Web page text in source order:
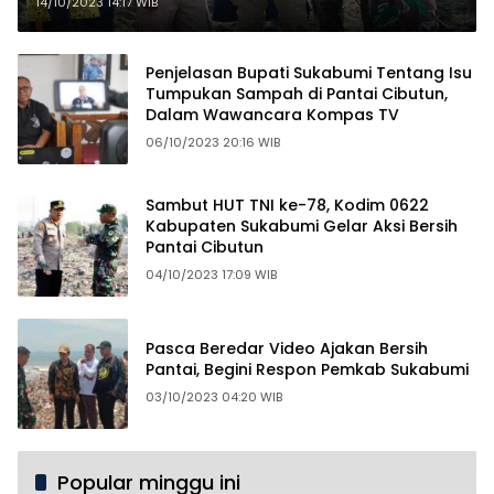
Sampah
Penjelasan Bupati Sukabumi Tentang Isu
Tumpukan Sampah di Pantai Cibutun,
Dalam Wawancara Kompas TV
06/10/2023 20:16 WIB
Sambut HUT TNI ke-78, Kodim 0622
Kabupaten Sukabumi Gelar Aksi Bersih
Pantai Cibutun
04/10/2023 17:09 WIB
Pasca Beredar Video Ajakan Bersih
Pantai, Begini Respon Pemkab Sukabumi
03/10/2023 04:20 WIB
Popular minggu ini